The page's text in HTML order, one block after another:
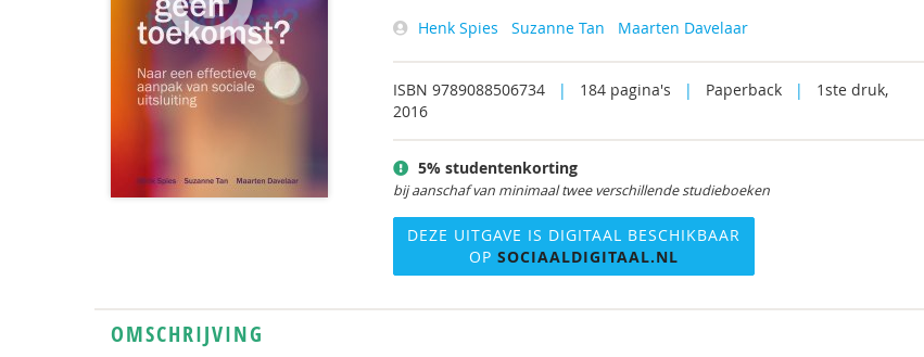
Henk Spies Suzanne Tan Maarten Davelaar
ISBN 9789088506734 | 184 pagina's | Paperback |
1ste druk,
2016
5% studentenkorting
bij aanschaf van minimaal twee verschillende studieboeken
DEZE UITGAVE IS DIGITAAL BESCHIKBAAR
OP SOCIAALDIGITAAL.NL
OMSCHRIJVING